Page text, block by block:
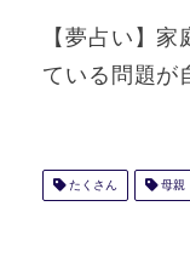
【夢占い】
ている問題が
たくさん 母親